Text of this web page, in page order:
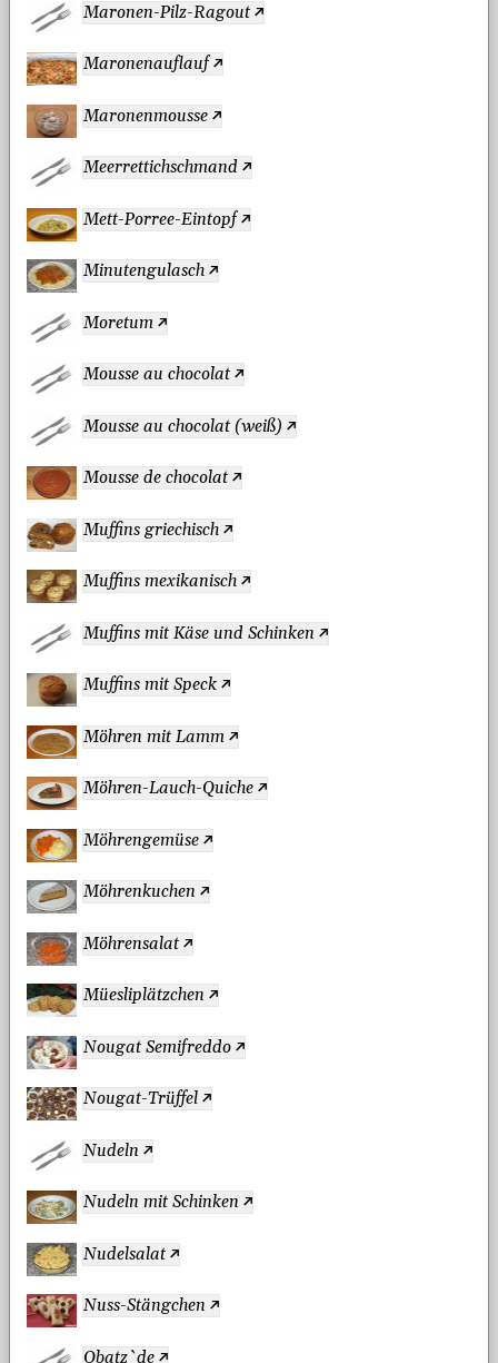
Maronen-Pilz-Ragout
Maronenauflauf
Maronenmousse
Meerrettichschmand
Mett-Porree-Eintopf
Minutengulasch
Moretum
Mousse au chocolat
Mousse au chocolat (weiß)
Mousse de chocolat
Muffins griechisch
Muffins mexikanisch
Muffins mit Käse und Schinken
Muffins mit Speck
Möhren mit Lamm
Möhren-Lauch-Quiche
Möhrengemüse
Möhrenkuchen
Möhrensalat
Müesliplätzchen
Nougat Semifreddo
Nougat-Trüffel
Nudeln
Nudeln mit Schinken
Nudelsalat
Nuss-Stängchen
Obatz`de